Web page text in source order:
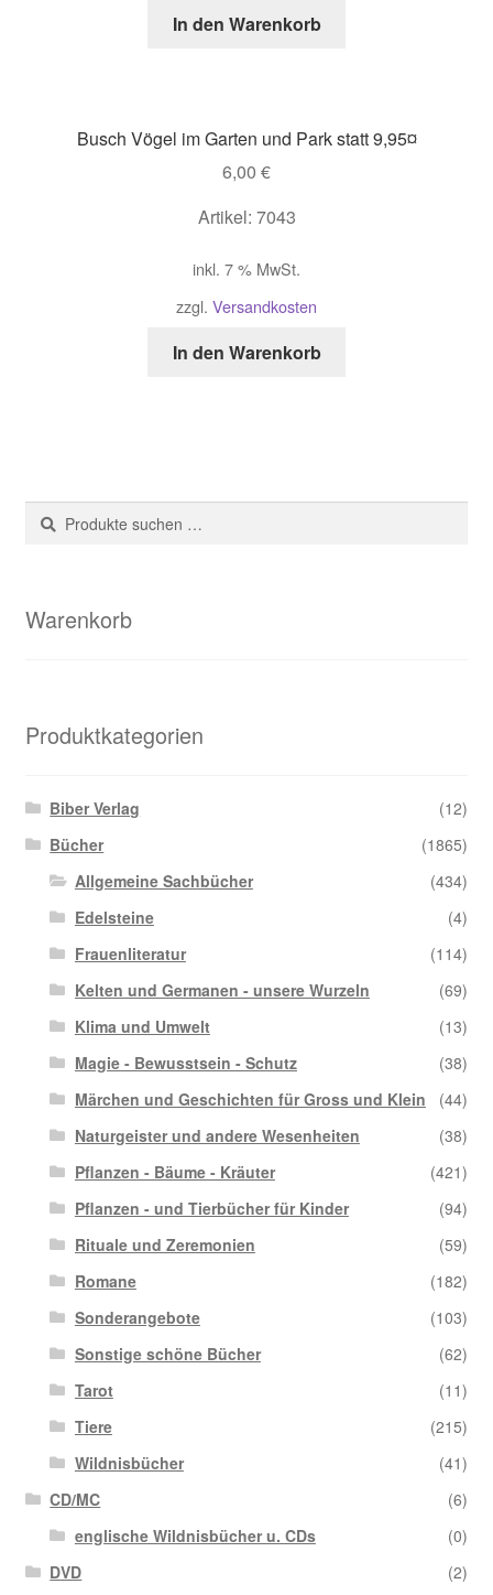
In den Warenkorb
Busch Vögel im Garten und Park statt 9,95¤
6,00 €
Artikel: 7043
inkl. 7 % MwSt.
zzgl. Versandkosten
In den Warenkorb
Suche
nach:
Suchen
Warenkorb
Produktkategorien
Biber Verlag
(12)
Bücher
(1865)
Allgemeine Sachbücher
(434)
Edelsteine
(4)
Frauenliteratur
(114)
Kelten und Germanen - unsere Wurzeln
(69)
Klima und Umwelt
(13)
Magie - Bewusstsein - Schutz
(38)
Märchen und Geschichten für Gross und Klein
(44)
Naturgeister und andere Wesenheiten
(38)
Pflanzen - Bäume - Kräuter
(421)
Pflanzen - und Tierbücher für Kinder
(94)
Rituale und Zeremonien
(59)
Romane
(182)
Sonderangebote
(103)
Sonstige schöne Bücher
(62)
Tarot
(11)
Tiere
(215)
Wildnisbücher
(41)
CD/MC
(6)
englische Wildnisbücher u. CDs
(0)
DVD
(2)